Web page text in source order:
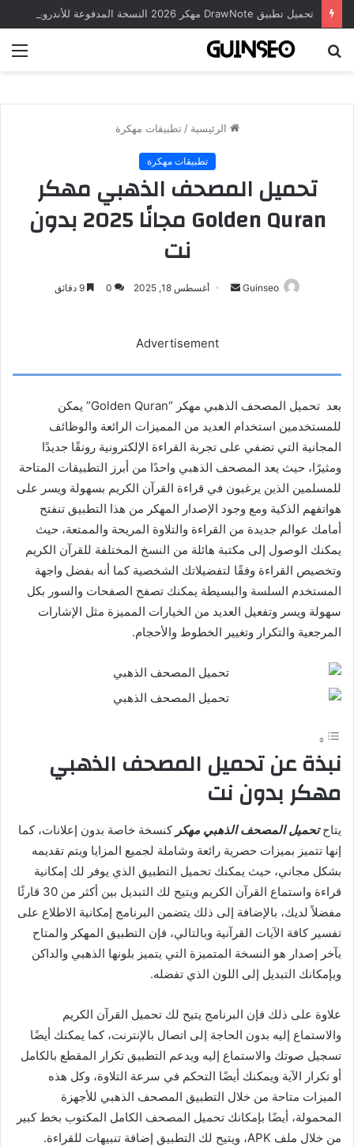
الرئيسية / تطبيقات مهكرة
تطبيقات مهكرة
تحميل المصحف الذهبي مهكر
Golden Quran مجانًا 2025 بدون
نت
Guinseo
أرسل أغسطس 18, 2025 0
Advertisement
بعد تحميل المصحف الذهبي مهكر “Golden Quran” يمكن
للمستخدمين استخدام العديد من المميزات الرائعة والوظائف
المجانية التي تضفي على تجربة القراءة الإلكترونية رونقًا جديدًا
ومثيرًا، حيث يعد المصحف الذهبي واحدًا من أبرز التطبيقات المتاحة
للمسلمين الذين يرغبون في قراءة القرآن الكريم بسهولة ويسر على
هواتفهم الذكية ومع وجود الإصدار المهكر من هذا التطبيق تنفتح
أمامك عوالم جديدة من القراءة والتلاوة المريحة والممتعة، حيث
يمكنك الوصول إلى مكتبة هائلة من النسخ المختلفة للقرآن الكريم
وتخصيص القراءة وفقًا لتفضيلاتك الشخصية كما أنه بفضل واجهة
المستخدم السلسة والبسيطة يمكنك تصفح الصفحات والسور بكل
سهولة ويسر وتفعيل العديد من الخيارات المميزة مثل الإشارات
المرجعية والتكرار وتغيير الخطوط والأحجام.
نبذة عن تحميل المصحف الذهبي
مهكر بدون نت
يتاحتحميل المصحف الذهبي مهكر كنسخة خاصة بدون إعلانات، كما
إنها تتميز بميزات حصرية رائعة وشاملة لجميع المزايا ويتم تقديمه
بشكل مجاني، حيث يمكنك تحميل التطبيق الذي يوفر لك إمكانية
قراءة واستماع القرآن الكريم ويتيح لك التبديل بين أكثر من 30 قارئًا
مفضلاً لديك، بالإضافة إلى ذلك يتضمن البرنامج إمكانية الاطلاع على
تفسير كافة الآيات القرآنية وبالتالي، فإن التطبيق المهكر والمتاح
بآخر إصدار هو النسخة المتميزة التي يتميز بلونها الذهبي والداكن
وبإمكانك التبديل إلى اللون الذي تفضله.
علاوة على ذلك فإن البرنامج يتيح لك تحميل القرآن الكريم
والاستماع إليه بدون الحاجة إلى اتصال بالإنترنت، كما يمكنك أيضًا
تسجيل صوتك والاستماع إليه ويدعم التطبيق تكرار المقطع بالكامل
أو تكرار الآية ويمكنك أيضًا التحكم في سرعة التلاوة، وكل هذه
الميزات متاحة من خلال التطبيق المصحف الذهبي للأجهزة
المحمولة، أيضًا بإمكانك تحميل المصحف الكامل المكتوب بخط كبير
من خلال ملف APK، ويتيح لك التطبيق إضافة تنبيهات للقراءة.